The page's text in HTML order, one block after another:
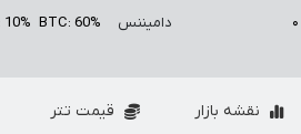
۰ دامیننس BTC: 60%
10%
نقشه بازار قیمت تتر